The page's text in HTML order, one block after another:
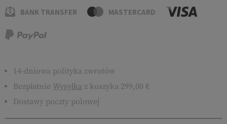
BANK TRANSFER MASTERCARD
14-dniowa polityka zwrotów
Bezpłatnie Wysyłka z koszyka 299,00 €
Dostawy poczty polowej